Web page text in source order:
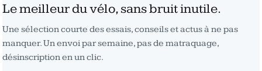
Le meilleur du vélo, sans bruit inutile.
Une sélection courte des essais, conseils et actus à ne pas
manquer. Un envoi par semaine, pas de matraquage,
désinscription en un clic.